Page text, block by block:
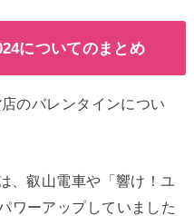
についてのまとめ
のバレンタインについ
、叡山電車や「響け！ユ
ワーアップしていました